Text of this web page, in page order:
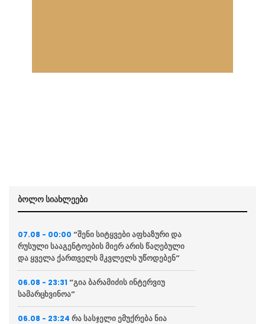
ბოლო სიახლეები
07.08 - 00:00 “შენი სიტყვები აფხაზური და
რუსული სააგენტოების მიერ არის წაღებული
და ყველა ქართველს მკვლელს უწოდებენ”
06.08 - 23:31 “გია ბარამიძის ინტერვიუ
სამარცხვინოა”
06.08 - 23:24 რა სასჯელი ემუქრება ნია